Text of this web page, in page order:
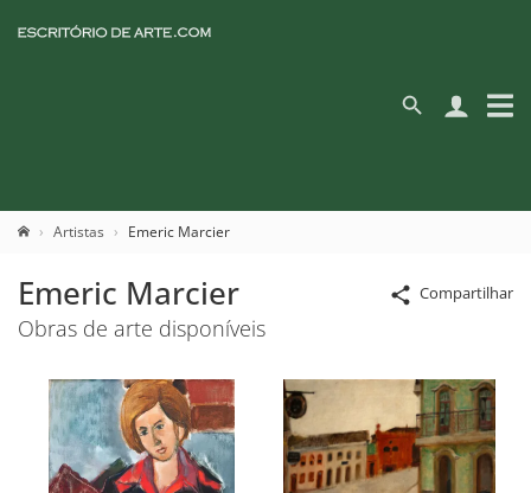
Artistas Emeric Marcier
Compartilhar
Emeric Marcier
Obras de arte disponíveis